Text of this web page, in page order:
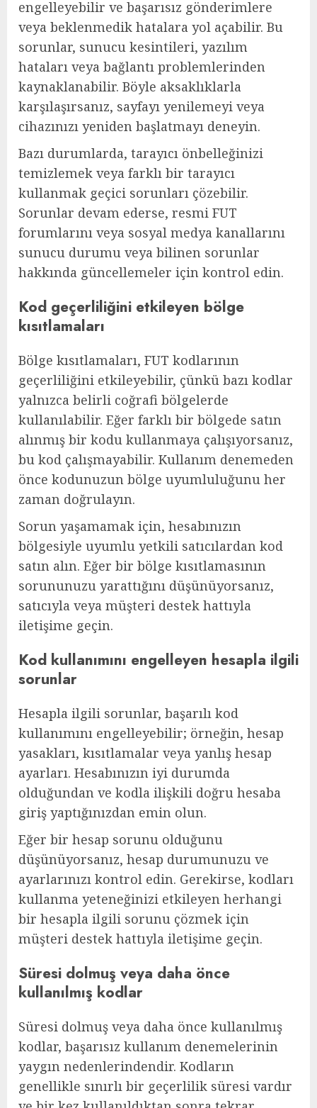
engelleyebilir ve başarısız gönderimlere
veya beklenmedik hatalara yol açabilir. Bu
sorunlar, sunucu kesintileri, yazılım
hataları veya bağlantı problemlerinden
kaynaklanabilir. Böyle aksaklıklarla
karşılaşırsanız, sayfayı yenilemeyi veya
cihazınızı yeniden başlatmayı deneyin.
Bazı durumlarda, tarayıcı önbelleğinizi
temizlemek veya farklı bir tarayıcı
kullanmak geçici sorunları çözebilir.
Sorunlar devam ederse, resmi FUT
forumlarını veya sosyal medya kanallarını
sunucu durumu veya bilinen sorunlar
hakkında güncellemeler için kontrol edin.
Kod geçerliliğini etkileyen bölge
kısıtlamaları
Bölge kısıtlamaları, FUT kodlarının
geçerliliğini etkileyebilir, çünkü bazı kodlar
yalnızca belirli coğrafi bölgelerde
kullanılabilir. Eğer farklı bir bölgede satın
alınmış bir kodu kullanmaya çalışıyorsanız,
bu kod çalışmayabilir. Kullanım denemeden
önce kodunuzun bölge uyumluluğunu her
zaman doğrulayın.
Sorun yaşamamak için, hesabınızın
bölgesiyle uyumlu yetkili satıcılardan kod
satın alın. Eğer bir bölge kısıtlamasının
sorununuzu yarattığını düşünüyorsanız,
satıcıyla veya müşteri destek hattıyla
iletişime geçin.
Kod kullanımını engelleyen hesapla ilgili
sorunlar
Hesapla ilgili sorunlar, başarılı kod
kullanımını engelleyebilir; örneğin, hesap
yasakları, kısıtlamalar veya yanlış hesap
ayarları. Hesabınızın iyi durumda
olduğundan ve kodla ilişkili doğru hesaba
giriş yaptığınızdan emin olun.
Eğer bir hesap sorunu olduğunu
düşünüyorsanız, hesap durumunuzu ve
ayarlarınızı kontrol edin. Gerekirse, kodları
kullanma yeteneğinizi etkileyen herhangi
bir hesapla ilgili sorunu çözmek için
müşteri destek hattıyla iletişime geçin.
Süresi dolmuş veya daha önce
kullanılmış kodlar
Süresi dolmuş veya daha önce kullanılmış
kodlar, başarısız kullanım denemelerinin
yaygın nedenlerindendir. Kodların
genellikle sınırlı bir geçerlilik süresi vardır